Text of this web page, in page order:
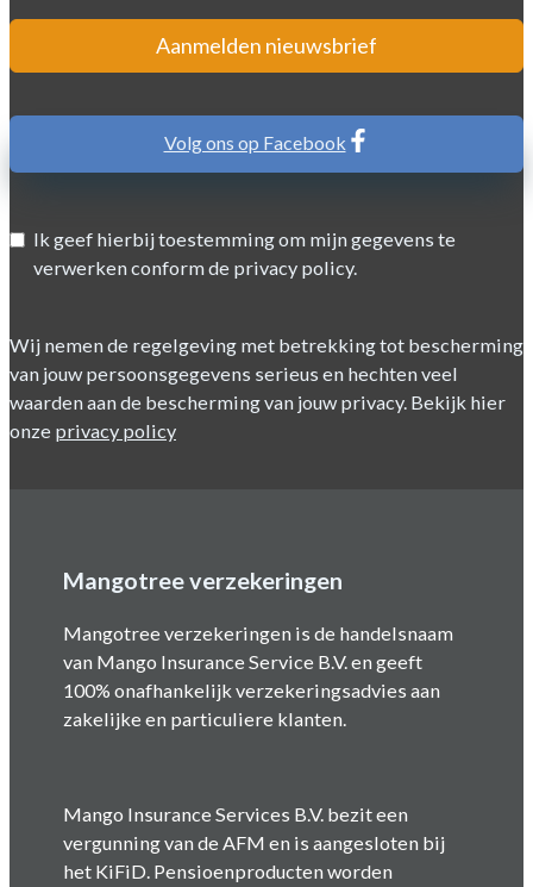
Aanmelden nieuwsbrief
Volg ons op Facebook
Ik geef hierbij toestemming om mijn gegevens te
verwerken conform de privacy policy.
Wij nemen de regelgeving met betrekking tot bescherming
van jouw persoonsgegevens serieus en hechten veel
waarden aan de bescherming van jouw privacy. Bekijk hier
onze privacy policy
Mangotree verzekeringen
Mangotree verzekeringen is de handelsnaam
van Mango Insurance Service B.V. en geeft
100% onafhankelijk verzekeringsadvies aan
zakelijke en particuliere klanten.
Mango Insurance Services B.V. bezit een
vergunning van de AFM en is aangesloten bij
het KiFiD. Pensioenproducten worden